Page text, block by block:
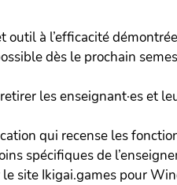
outil à l’efficacité
dès le prochain
les enseignant·es et
qui recense les
spécifiques de
le site Ikigai.games pour